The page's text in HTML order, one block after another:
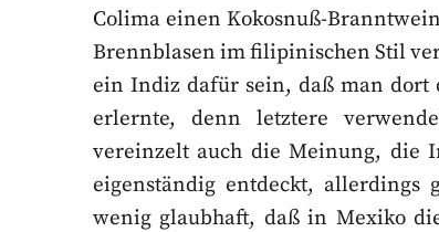
Colima einen Kokosnuß-
Brennblasen im filipinischen Stil
ein Indiz dafür sein, daß man
erlernte, denn letztere
vereinzelt auch die Meinung, die
eigenständig entdeckt,
wenig glaubhaft, daß in Mexiko